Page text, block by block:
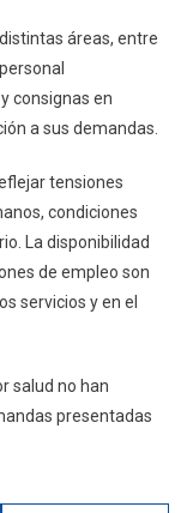
áreas, entre
consignas en
a sus demandas.
tensiones
condiciones
La disponibilidad
de empleo son
servicios y en el
salud no han
presentadas